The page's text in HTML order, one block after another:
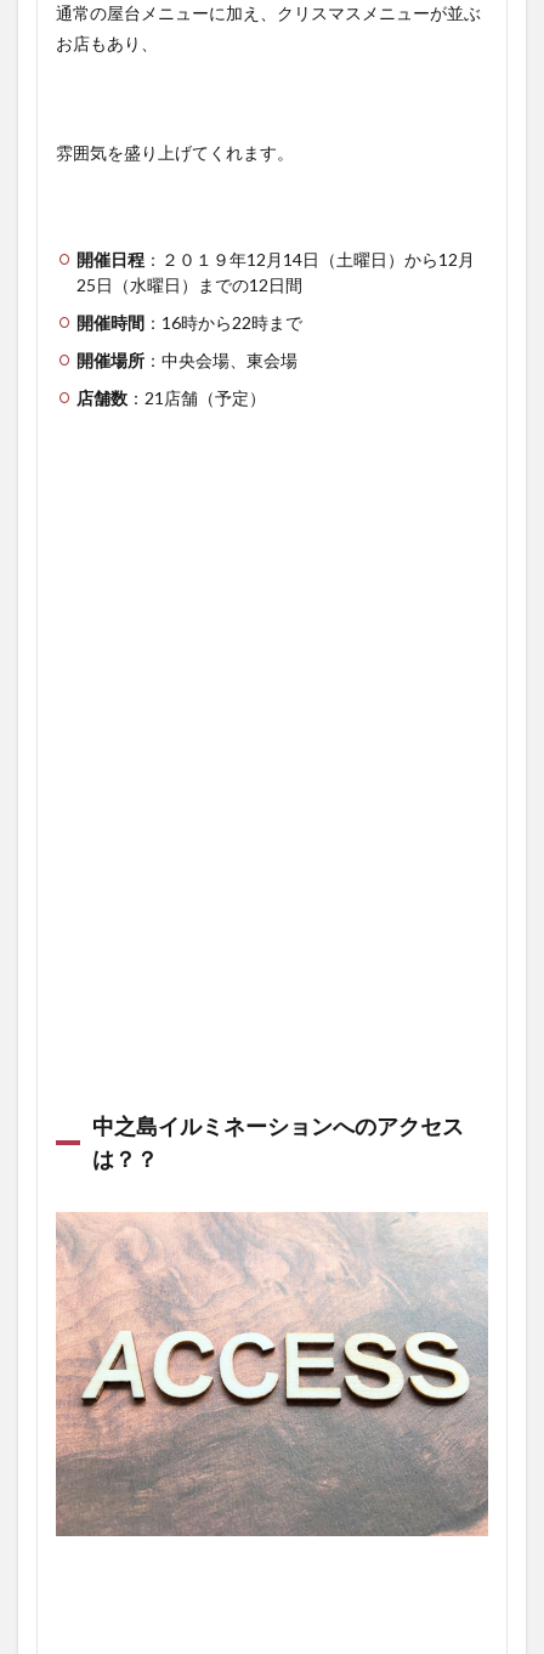
通常の屋台メニューに加え、クリスマスメニューが並ぶ
お店もあり、
雰囲気を盛り上げてくれます。
開催日程 ：２０１９年12月14日（土曜日）から12月
25日（水曜日）までの12日間
開催時間 ：16時から22時まで
開催場所 ：中央会場、東会場
店舗数 ：21店舗（予定）
中之島イルミネーションへのアクセス
は？？